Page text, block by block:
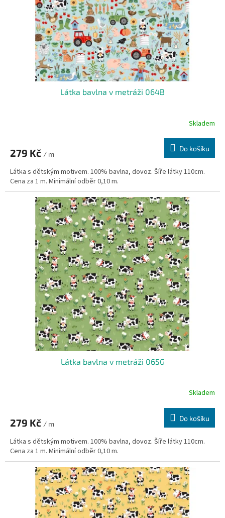
Látka bavlna v metráži 064B
Skladem
279 Kč / m
Do košíku
Látka s dětským motivem. 100% bavlna, dovoz. Šíře látky 110cm.
Cena za 1 m. Minimální odběr 0,10 m.
Látka bavlna v metráži 065G
Skladem
279 Kč / m
Do košíku
Látka s dětským motivem. 100% bavlna, dovoz. Šíře látky 110cm.
Cena za 1 m. Minimální odběr 0,10 m.